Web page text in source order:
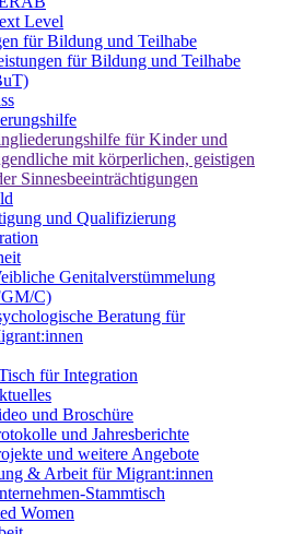
Level
für Bildung und Teilhabe
für Bildung und Teilhabe
für Kinder und
mit körperlichen, geistigen
Sinnesbeeinträchtigungen
und Qualifizierung
Genitalverstümmelung
C)
Beratung für
für Integration
und Broschüre
und Jahresberichte
und weitere Angebote
& Arbeit für Migrant:innen
Stammtisch
Women